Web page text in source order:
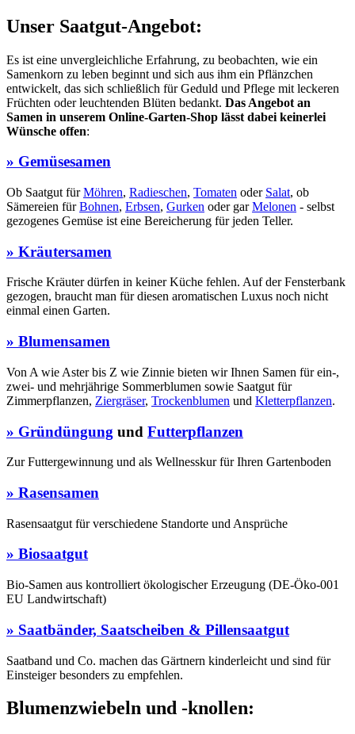
Unser Saatgut-Angebot:
Es ist eine unvergleichliche Erfahrung, zu beobachten, wie ein
Samenkorn zu leben beginnt und sich aus ihm ein Pflänzchen
entwickelt, das sich schließlich für Geduld und Pflege mit leckeren
Früchten oder leuchtenden Blüten bedankt. Das Angebot an
Samen in unserem Online-Garten-Shop lässt dabei keinerlei
Wünsche offen:
» Gemüsesamen
Ob Saatgut fürMöhren, Radieschen, Tomaten oder Salat, ob
Sämereien fürBohnen, Erbsen, Gurken oder garMelonen - selbst
gezogenes Gemüse ist eine Bereicherung für jeden Teller.
» Kräutersamen
Frische Kräuter dürfen in keiner Küche fehlen. Auf der Fensterbank
gezogen, braucht man für diesen aromatischen Luxus noch nicht
einmal einen Garten.
» Blumensamen
Von A wie Aster bis Z wie Zinnie bieten wir Ihnen Samen für ein-,
zwei- und mehrjährige Sommerblumen sowie Saatgut für
Zimmerpflanzen, Ziergräser, Trockenblumen und Kletterpflanzen.
» Gründüngung und Futterpflanzen
Zur Futtergewinnung und als Wellnesskur für Ihren Gartenboden
» Rasensamen
Rasensaatgut für verschiedene Standorte und Ansprüche
» Biosaatgut
Bio-Samen aus kontrolliert ökologischer Erzeugung (DE-Öko-001
EU Landwirtschaft)
» Saatbänder, Saatscheiben & Pillensaatgut
Saatband und Co. machen das Gärtnern kinderleicht und sind für
Einsteiger besonders zu empfehlen.
Blumenzwiebeln und -knollen: